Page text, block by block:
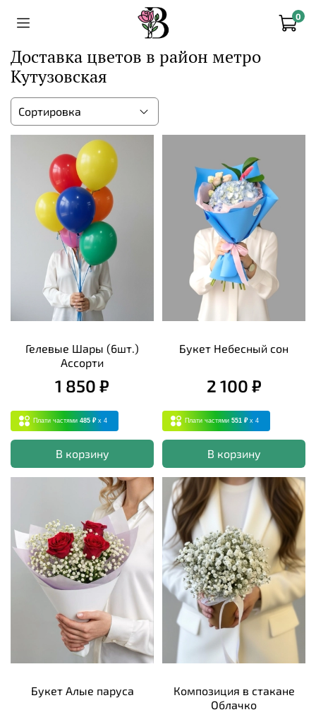
0
Доставка цветов в район метро
Кутузовская
Гелевые Шары (6шт.)
Ассорти
1 850 ₽
Плати частями 485 ₽ x 4
В корзину
Букет Небесный сон
2 100 ₽
Плати частями 551 ₽ x 4
В корзину
Букет Алые паруса
Композиция в стакане
Облачко